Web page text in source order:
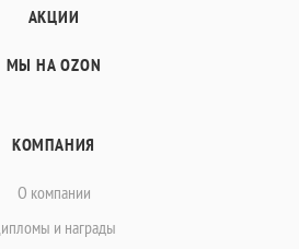
АКЦИИ
МЫ НА OZON
КОМПАНИЯ
О компании
и награды